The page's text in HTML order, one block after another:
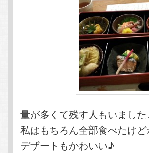
量が多くて残す人もいました
私はもちろん全部食べたけど
デザートもかわいい♪